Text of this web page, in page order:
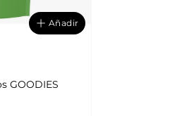
Añadir
chips de fresa desde 3 años GOODIES